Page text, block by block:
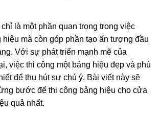
là một phần quan trọng trong việc
mà còn góp phần tạo ấn tượng đầu
Với sự phát triển mạnh mẽ của
việc thi công một bảng hiệu đẹp và phù
để thu hút sự chú ý. Bài viết này sẽ
bước để thi công bảng hiệu cho cửa
quả nhất.